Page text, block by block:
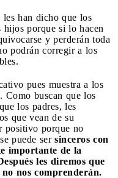
han dicho que los
hijos porque si lo hacen
y perderán toda
podrán corregir a los
pues muestra a los
Como buscan que los
los padres, les
que vean de su
positivo porque no
puede sersinceros con
importante de la
les diremos que
nos comprenderán.